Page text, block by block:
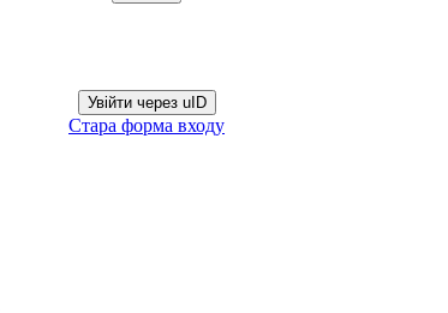
Увійти через uID
Стара форма входу